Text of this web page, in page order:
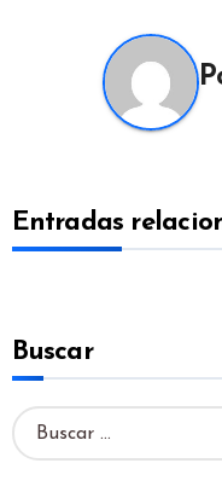
entradas
Entradas
Buscar
B
u